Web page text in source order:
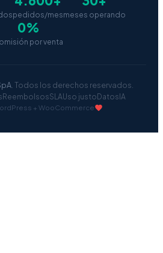
pedidos/mesmeses operando
0%
por venta
. Todos los derechos reservados.
ReembolsosSLAUso justoDatosIA
+ WooCommerce